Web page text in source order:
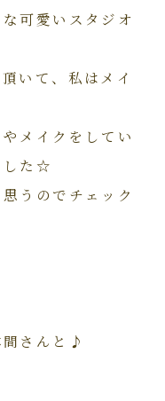
可愛いスタジオ
いて、私はメイ
メイクをしてい
した☆
うのでチェック
間さんと♪